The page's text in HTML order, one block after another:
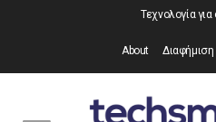
Τεχνολογία
About Διαφήμιση